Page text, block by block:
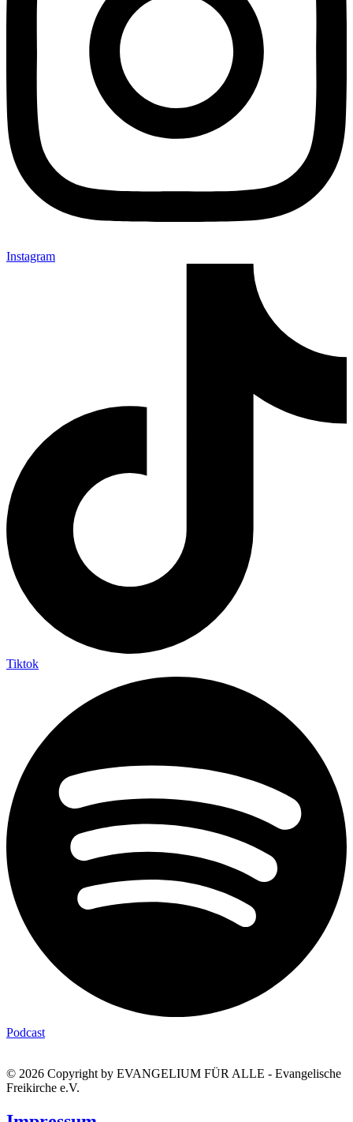
Instagram
Tiktok
Podcast
© 2026 Copyright by EVANGELIUM FÜR ALLE - Evangelische
Freikirche e.V.